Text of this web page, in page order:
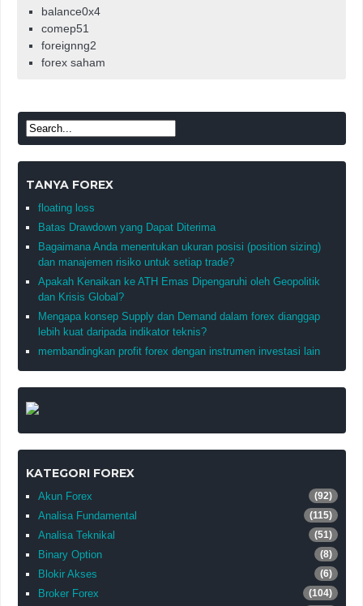
balance0x4
comep51
foreignng2
forex saham
TANYA FOREX
floating loss
Batas Drawdown yang Dapat Diterima
Bagaimana Anda menentukan ukuran posisi (position sizing)
dan manajemen risiko untuk setiap trade?
Apakah Kenaikan ke ATH Emas Dipengaruhi oleh Geopolitik
dan Krisis Global?
Mengapa konsep Supply dan Demand dalam forex dianggap
lebih kuat daripada indikator teknis?
membandingkan profit forex dengan instrumen investasi lain
KATEGORI FOREX
Akun Forex (92)
Analisa Fundamental (115)
Analisa Teknikal (51)
Binary Option (8)
Blokir Akses (6)
Broker Forex (104)